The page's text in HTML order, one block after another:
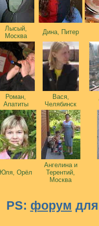
Лысый,
Москва
Дина, Питер
Роман,
Апатиты
Вася,
Челябинск
Юля, Орёл
Ангелина и
Терентий,
Москва
PS: форум